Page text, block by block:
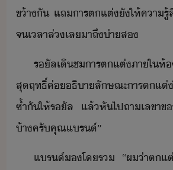
ข้า​ั​ ​แถ​าร​ตแต่​ั​ให้คา
จ​เลา​ล่เล​าถึ​่า​ส
รัล​เิ​ช​าร​ตแต่ภาใ​ห้
สุฤทธิ์​ค่​ธิา​ลัษณะ​าร​ตแต่
ซ้ำ​ั​ให้​รัล​ ​แล้​หัไป​ถา​เลขา​ข
้า​ครั​คุณ​แร์​”
แร์​​โร​ ​“​ผ​่า​ต